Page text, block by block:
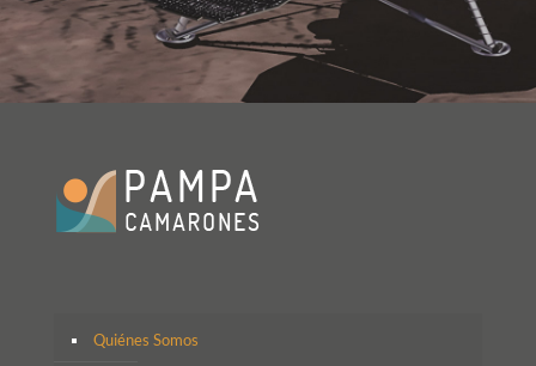
Quiénes Somos